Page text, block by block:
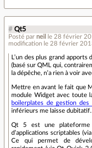
# Qt5
Posté par neil le 28 février
modification le 28 février
L’un des plus grand
(basé sur QML qui,
la dépêche, n’a rien à voir
Mettre en avant le fait que
module Widget avec toute
boilerplates de gestion des
inférieurs me laisse dubitatif.
Qt 5 est une plateforme
d’applications scriptables
Ce qui permet de